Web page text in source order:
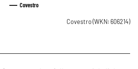
Covestro
Covestro (WKN: 606214)